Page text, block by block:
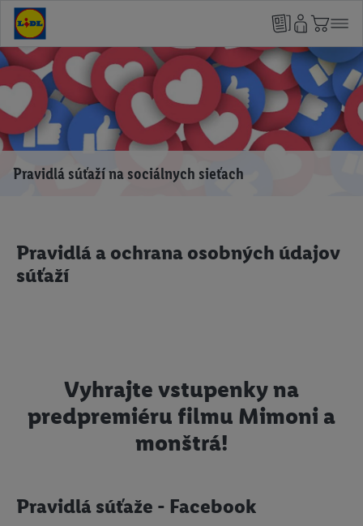
Pravidlá súťaží na sociálnych sieťach
Pravidlá a ochrana osobných údajov
súťaží
Vyhrajte vstupenky na
predpremiéru filmu Mimoni a
monštrá!
Pravidlá súťaže - Facebook